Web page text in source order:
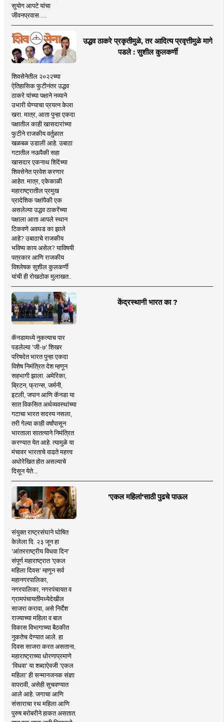
सुयोग आपटे यांचा
जीवनप्रवास.....
उद्धव ठाकरे प्रकृतीमुळे, तर आदित्य प्रवृत्तीमुळे मागे
पडले : सुशील कुलकर्णी
शिवसेनेतील २०२२च्या
ऐतिहासिक फुटीनंतर उद्धव
ठाकरे यांच्या पक्षाने नव्याने
उभारी घेण्याचा प्रयत्न केला
खरा. मात्र, आता पुन्हा एकदा
पक्षातील काही खासदारांच्या
फुटीने राजकीय वर्तुळात
खळबळ उडाली आहे. उबाठा
गटातील नऊपैकी सहा
खासदार एकनाथ शिंदेंच्या
शिवसेनेत प्रवेश करणार
आहेत. मात्र, एकेकाळी
महाराष्ट्रातील प्रमुख
प्रादेशिक पक्षांपैकी एक
असलेल्या उद्धव ठाकरेंच्या
पक्षाला आता आपले स्थान
टिकवणे अवघड का झाले
आहे? उबाठाचे राजकीय
भविष्य काय असेल? याविषयी
पत्रकार आणि राजकीय
विश्लेषक सुशील कुलकर्णी
यांची ही रोखठोक मुलाखत..
केंद्रस्थानी भारत का ?
कॅनडामध्ये नुकत्याच पार
पडलेल्या 'जी-७' शिखर
परिषदेत भारत पुन्हा एकदा
विशेष निमंत्रित देश म्हणून
सहभागी झाला. अमेरिका,
ब्रिटन, फ्रान्स, जर्मनी,
इटली, जपान आणि कॅनडा या
सात विकसित अर्थव्यवस्थांच्या
गटाचा भारत सदस्य नसला,
तरी गेल्या काही वर्षांपासून
भारताला सातत्याने निमंत्रित
करण्यात येत आहे. त्यामुळे या
मंचावर भारताचे वाढते महत्त्व
अधोरेखित होत असल्याचे
दिसून येते...
'एकल महिलां'साठी पुढचे पाऊल
संयुक्त राष्ट्रसंघाने घोषित
केलेला दि. २३ जून हा
'आंतरराष्ट्रीय विधवा दिन'
संपूर्ण महाराष्ट्रात 'एकल
महिला दिवस' म्हणून सर्व
महानगरपालिका,
नगरपालिका, नगरपंचायत व
ग्रामपंचायतींमध्येदेखील
साजरा करावा, असे निर्देश
राज्याच्या महिला व बाल
विकास विभागाच्या बैठकीत
नुकतेच देण्यात आले. हा
दिवस साजरा करत असताना,
महाराष्ट्राच्या धोरणाप्रमाणे
'विधवा' या शब्दाऐवजी 'एकल
महिला' ही सन्मानजनक संज्ञा
वापरावी, असेही सुचवण्यात
आले आहे. जगाचा आणि
संसाराचा रथ महिला आणि
पुरुष बरोबरीने हाकत असतात.